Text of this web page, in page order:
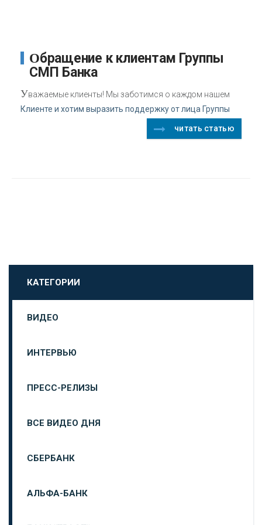
Обращение к клиентам Группы
СМП Банка
Уважаемые клиенты! Мы заботимся о каждом нашем
Клиенте и хотим выразить поддержку от лица Группы
читать статью
КАТЕГОРИИ
ВИДЕО
ИНТЕРВЬЮ
ПРЕСС-РЕЛИЗЫ
ВСЕ ВИДЕО ДНЯ
СБЕРБАНК
АЛЬФА-БАНК